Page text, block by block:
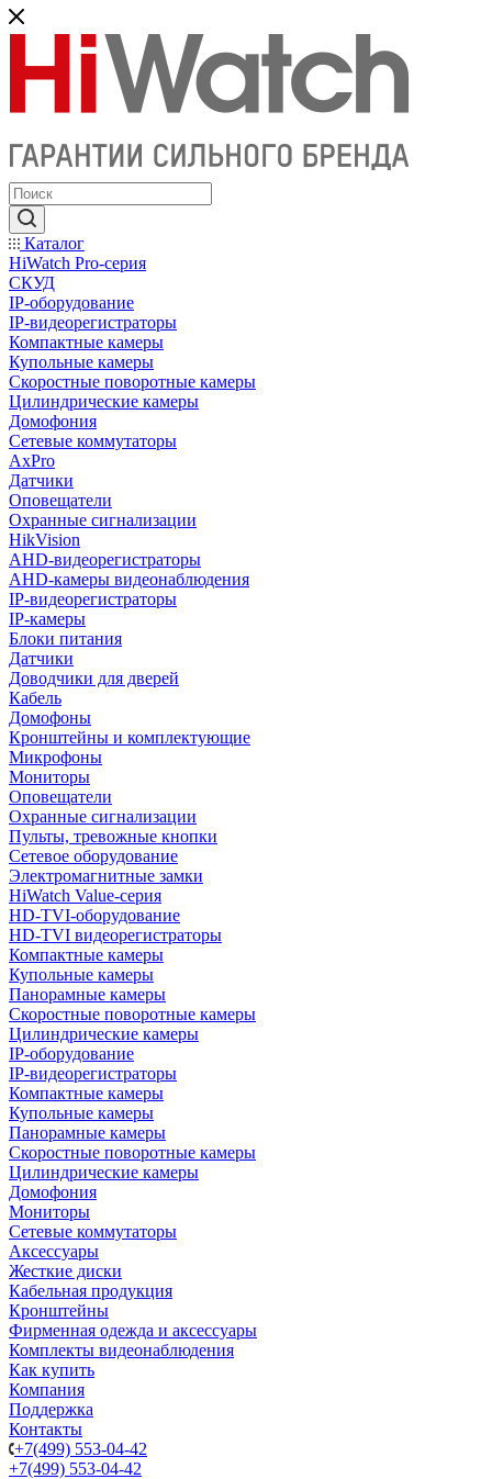
Каталог
HiWatch Pro-серия
CКУД
IP-оборудование
IP-видеорегистраторы
Компактные камеры
Купольные камеры
Скоростные поворотные камеры
Цилиндрические камеры
Домофония
Сетевые коммутаторы
AxPro
Датчики
Оповещатели
Охранные сигнализации
HikVision
AHD-видеорегистраторы
AHD-камеры видеонаблюдения
IP-видеорегистраторы
IP-камеры
Блоки питания
Датчики
Доводчики для дверей
Кабель
Домофоны
Кронштейны и комплектующие
Микрофоны
Мониторы
Оповещатели
Охранные сигнализации
Пульты, тревожные кнопки
Сетевое оборудование
Электромагнитные замки
HiWatch Value-серия
HD-TVI-оборудование
HD-TVI видеорегистраторы
Компактные камеры
Купольные камеры
Панорамные камеры
Скоростные поворотные камеры
Цилиндрические камеры
IP-оборудование
IP-видеорегистраторы
Компактные камеры
Купольные камеры
Панорамные камеры
Скоростные поворотные камеры
Цилиндрические камеры
Домофония
Мониторы
Сетевые коммутаторы
Аксессуары
Жесткие диски
Кабельная продукция
Кронштейны
Фирменная одежда и аксессуары
Комплекты видеонаблюдения
Как купить
Компания
Поддержка
Контакты
+7(499) 553-04-42
+7(499) 553-04-42